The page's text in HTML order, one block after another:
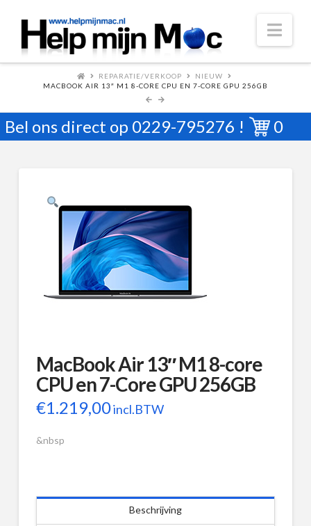
REPARATIE/VERKOOP
NIEUW
MACBOOK AIR 13″ M1 8-CORE CPU EN 7-CORE GPU 256GB
Bel ons direct op 0229-795276 ! 0
MacBook Air 13″ M1 8-core
CPU en 7-Core GPU 256GB
€1.219,00incl.BTW
&nbsp
Beschrijving